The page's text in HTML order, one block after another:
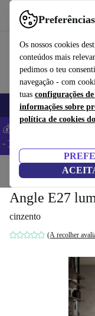
Os nossos cookies
conteúdos mais
pedimos o teu
navegação - com
tuas configurações
informações sobre
política de cookies
Use o refurbed de
Telemóveis
💰 Poupa MAIS -5%
- TC
Início Casa
Angle E27
cinzento
(A recolher